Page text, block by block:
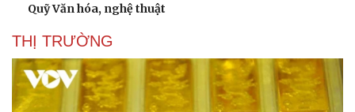
Quỹ Văn hóa, nghệ thuật
THỊ TRƯỜNG